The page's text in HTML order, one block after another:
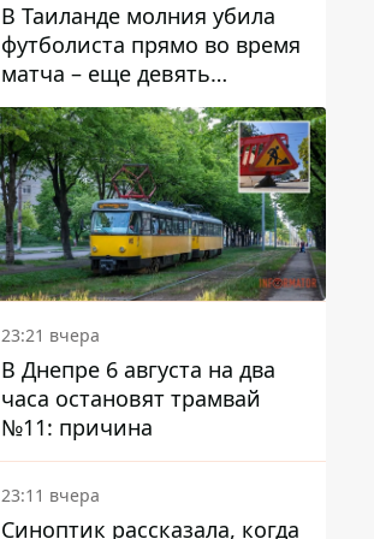
В Таиланде молния убила
футболиста прямо во время
матча – еще девять
пострадали
23:21 вчера
В Днепре 6 августа на два
часа остановят трамвай
№11: причина
23:11 вчера
Синоптик рассказала, когда